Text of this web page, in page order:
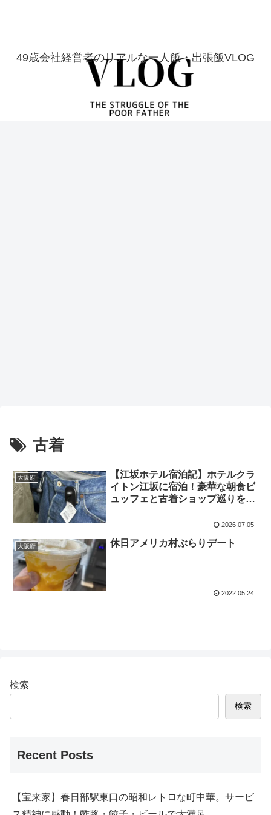
49歳会社経営者のリアルな一人飯・出張飯VLOG
古着
大阪府
【江坂ホテル宿泊記】ホテルクラ
イトン江坂に宿泊！豪華な朝食ビ
ュッフェと古着ショップ巡りを満
2026.07.05
大阪府 休日アメリカ村ぶらりデート
2022.05.24
検索
検索
Recent Posts
【宝来家】春日部駅東口の昭和レトロな町中華。サービ